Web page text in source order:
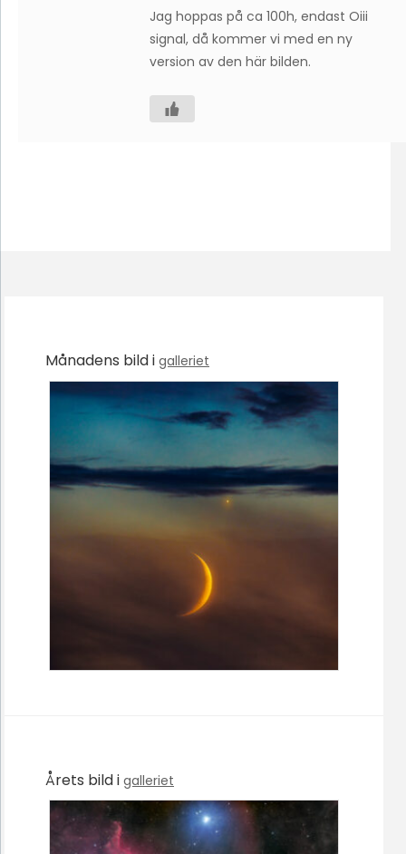
Jag hoppas på ca 100h, endast Oiii
signal, då kommer vi med en ny
version av den här bilden.
Månadens bild i galleriet
Årets bild i galleriet